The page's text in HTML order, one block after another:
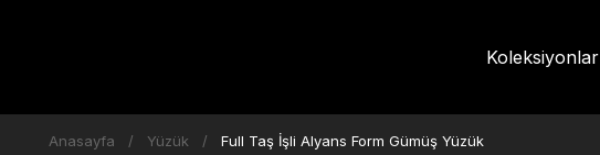
Koleksiyonlar
Anasayfa Yüzük Full Taş İşli Alyans Form Gümüş Yüzük